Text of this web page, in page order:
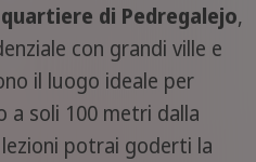
quartiere di Pedregalejo,
con grandi ville e
il luogo ideale per
a soli 100 metri dalla
potrai goderti la